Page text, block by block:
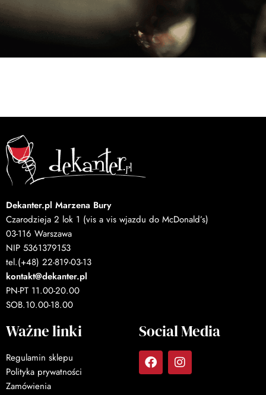
Dekanter.pl Marzena Bury
Czarodzieja 2 lok 1 (vis a vis wjazdu do McDonald’s)
03-116 Warszawa
NIP 5361379153
tel.(+48) 22-819-03-13
kontakt@dekanter.pl
PN-PT 11.00-20.00
SOB.10.00-18.00
Ważne linki
Regulamin sklepu
Polityka prywatności
Zamówienia
Social Media